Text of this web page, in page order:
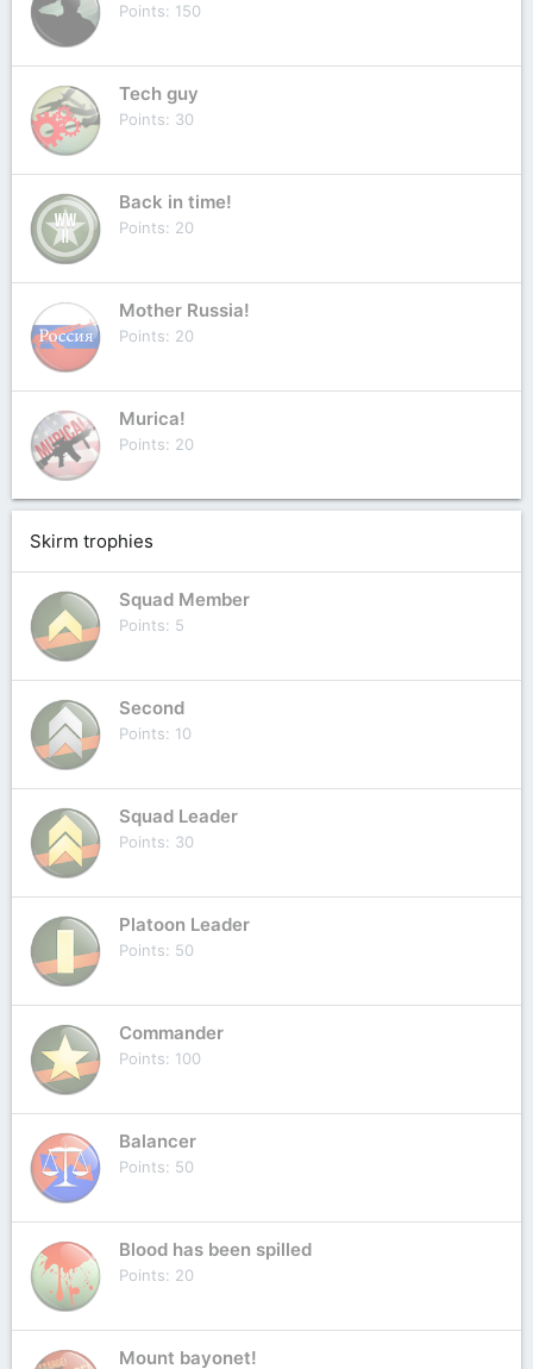
Points 150
Tech guy
Points 30
Back in time!
Points 20
Mother Russia!
Points 20
Murica!
Points 20
Skirm trophies
Squad Member
Points 5
Second
Points 10
Squad Leader
Points 30
Platoon Leader
Points 50
Commander
Points 100
Balancer
Points 50
Blood has been spilled
Points 20
Mount bayonet!